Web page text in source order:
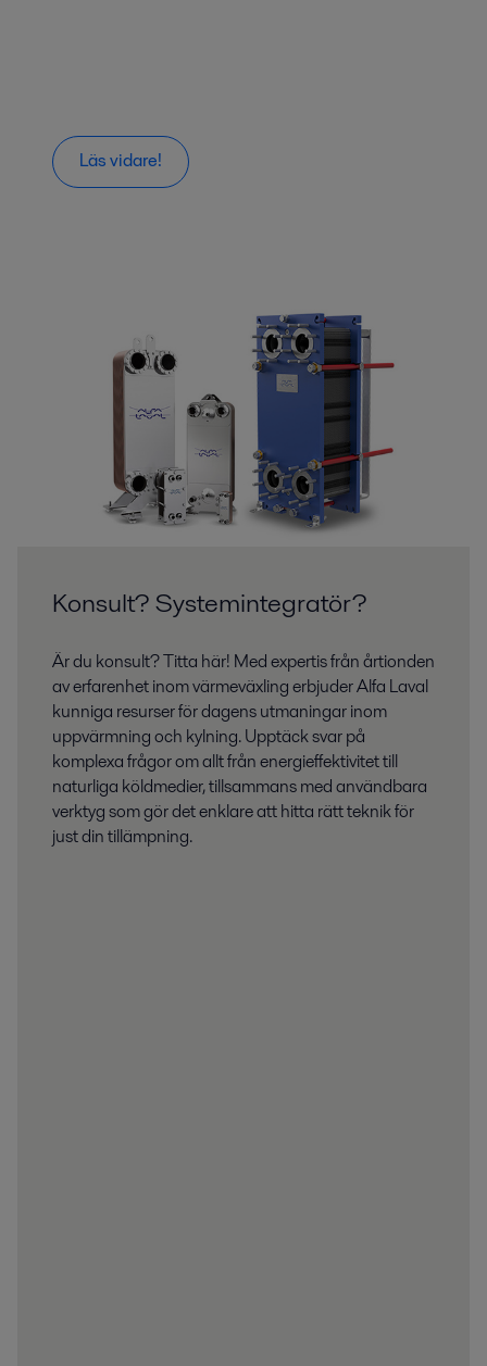
Läs vidare!
Konsult? Systemintegratör?
Är du konsult? Titta här! Med expertis från årtionden
av erfarenhet inom värmeväxling erbjuder Alfa Laval
kunniga resurser för dagens utmaningar inom
uppvärmning och kylning. Upptäck svar på
komplexa frågor om allt från energieffektivitet till
naturliga köldmedier, tillsammans med användbara
verktyg som gör det enklare att hitta rätt teknik för
just din tillämpning.